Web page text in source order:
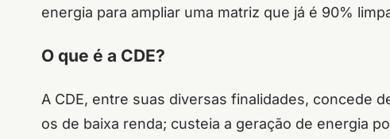
energia para ampliar uma matriz que já é 90%
O que é a CDE?
A CDE, entre suas diversas finalidades, concede
os de baixa renda; custeia a geração de energia